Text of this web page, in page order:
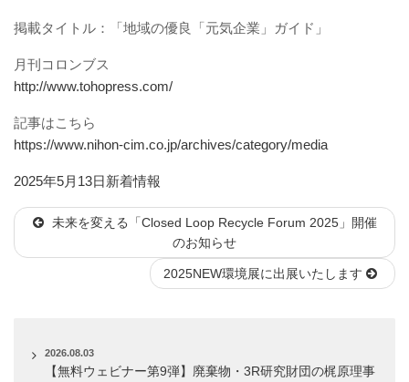
掲載タイトル：「地域の優良「元気企業」ガイド」
月刊コロンブス
http://www.tohopress.com/
記事はこちら
https://www.nihon-cim.co.jp/archives/category/media
投
2025年5月13日カ
ゴ
新着情報
未来を変える「Closed Loop Recycle Forum 2025」開催
のお知らせ
2025NEW環境展に出展いたします
2026.08.03
【無料ウェビナー第9弾】廃棄物・3R研究財団の梶原理事